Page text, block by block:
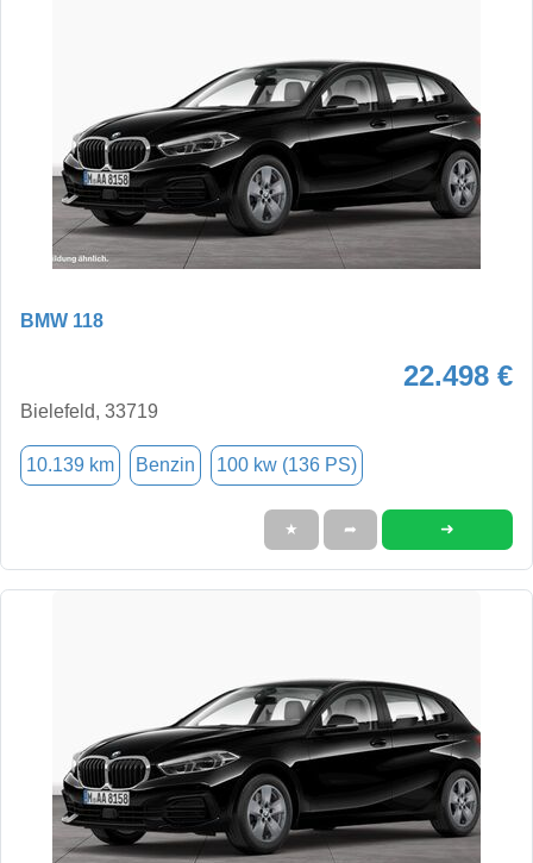
BMW 118
22.498 €
Bielefeld, 33719
10.139 km Benzin 100 kw (136 PS)
★ ➦ ➜